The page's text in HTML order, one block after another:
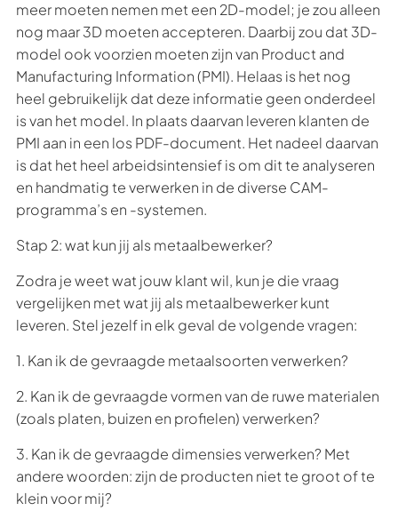
meer moeten nemen met een 2D-model; je zou alleen
nog maar 3D moeten accepteren. Daarbij zou dat 3D-
model ook voorzien moeten zijn van Product and
Manufacturing Information (PMI). Helaas is het nog
heel gebruikelijk dat deze informatie geen onderdeel
is van het model. In plaats daarvan leveren klanten de
PMI aan in een los PDF-document. Het nadeel daarvan
is dat het heel arbeidsintensief is om dit te analyseren
en handmatig te verwerken in de diverse CAM-
programma’s en -systemen.
Stap 2: wat kun jij als metaalbewerker?
Zodra je weet wat jouw klant wil, kun je die vraag
vergelijken met wat jij als metaalbewerker kunt
leveren. Stel jezelf in elk geval de volgende vragen:
1. Kan ik de gevraagde metaalsoorten verwerken?
2. Kan ik de gevraagde vormen van de ruwe materialen
(zoals platen, buizen en profielen) verwerken?
3. Kan ik de gevraagde dimensies verwerken? Met
andere woorden: zijn de producten niet te groot of te
klein voor mij?